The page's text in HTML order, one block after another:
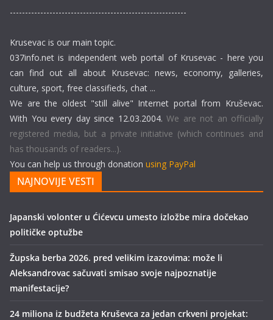
----------------------------------------------------------
Krusevac is our main topic.
037info.net is independent web portal of Krusevac - here you
can find out all about Krusevac: news, economy, galleries,
culture, sport, free classifieds, chat ...
We are the oldest "still alive" Internet portal from Kruševac.
With You every day since 12.03.2004. We are not an officially
registered media, but a private initiative (which continues and
has thousands of readers...).
You can help us through donation using PayPal
NAJNOVIJE VESTI
Japanski volonter u Ćićevcu umesto izložbe mira dočekao
političke optužbe
Župska berba 2026. pred velikim izazovima: može li
Aleksandrovac sačuvati smisao svoje najpoznatije
manifestacije?
24 miliona iz budžeta Kruševca za jedan crkveni projekat: